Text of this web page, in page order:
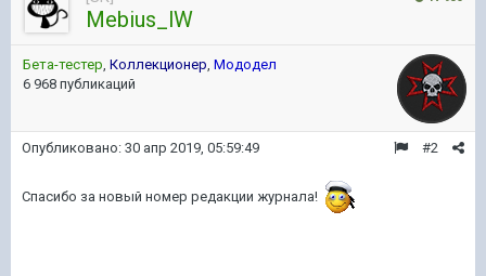
Mebius_lW
Бета-тестер Коллекционер Мододел
6 968 публикаций
#2
Опубликовано: 30 апр 2019, 05:59:49
Спасибо за новый номер редакции журнала!